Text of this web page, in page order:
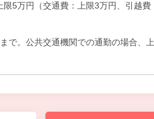
5万円（交通費：上限3万円、引越費
で。公共交通機関での通勤の場合、上